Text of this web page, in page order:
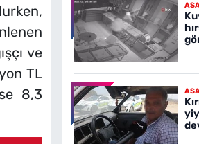
ve
TL
8,3